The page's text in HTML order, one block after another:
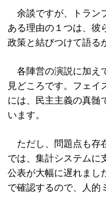
余談ですが、トラン
ある理由の１つは、彼
政策と結びつけて語る
各陣営の演説に加え
見どころです。フェイ
には、民主主義の真髄
います。
ただし、問題点も存
では、集計システムに
公表が大幅に遅れまし
で確認するので、人的